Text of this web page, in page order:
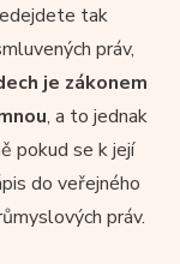
tak
práv,
je zákonem
, a to jednak
pokud se k její
do veřejného
práv.